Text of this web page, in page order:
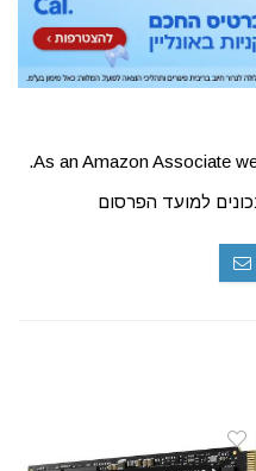
As an Amazon Associate
למועד הפרסום